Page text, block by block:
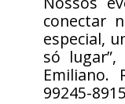
conectar
especial,
só lugar”,
Emiliano.
99245-